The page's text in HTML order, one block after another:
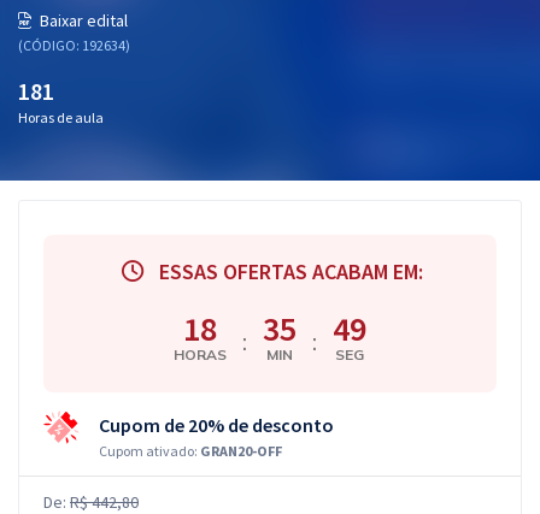
Conteúdo gratuito
Atendimento
Baixar edital
(CÓDIGO: 192634)
181
Horas de aula
ESSAS OFERTAS ACABAM EM:
18
HORAS : 35
MIN : 48
SEG
Cupom de 20% de desconto
Cupom ativado: GRAN20-OFF
De: R$ 442,80